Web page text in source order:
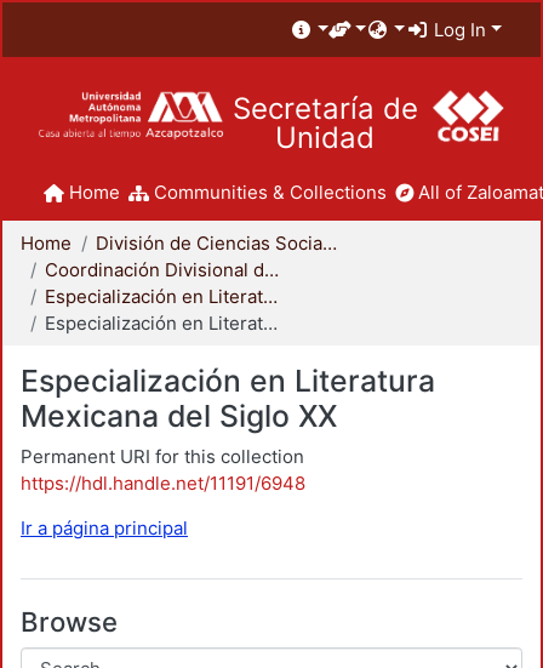
Log In
Secretaría de
Unidad
Home Communities & Collections All of
Home
División de Ciencias Sociales y Humanidades
Coordinación Divisional de Posgrado
Especialización en Literatura Mexicana del Siglo XX
Especialización en Literatura Mexicana del Siglo XX
Especialización en Literatura
Mexicana del Siglo XX
Permanent URI for this collection
https://hdl.handle.net/11191/6948
Ir a página principal
Browse